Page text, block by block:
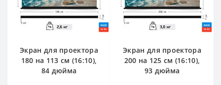
Экран для проектора
180 на 113 см (16:10),
84 дюйма
Экран для проектора
200 на 125 см (16:10),
93 дюйма